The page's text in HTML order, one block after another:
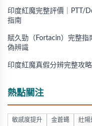
印度紅魔完整評價｜PTT/
指南
賦久勁（Fortacin）完整
偽辨識
印度紅魔真假分辨完整攻
熱點關注
敏感度提升 金蒼蠅 壯陽